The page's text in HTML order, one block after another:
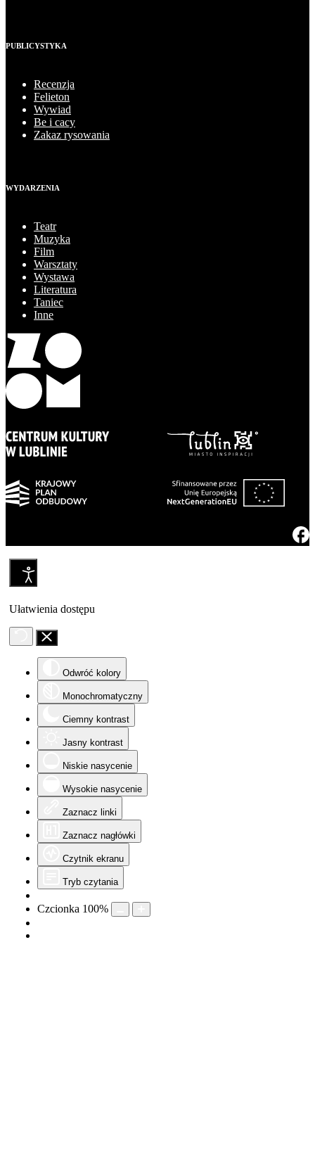
PUBLICYSTYKA
Recenzja
Felieton
Wywiad
Be i cacy
Zakaz rysowania
WYDARZENIA
Teatr
Muzyka
Film
Warsztaty
Wystawa
Literatura
Taniec
Inne
Ułatwienia dostępu
Odwróć kolory
Monochromatyczny
Ciemny kontrast
Jasny kontrast
Niskie nasycenie
Wysokie nasycenie
Zaznacz linki
Zaznacz nagłówki
Czytnik ekranu
Tryb czytania
Czcionka 100%